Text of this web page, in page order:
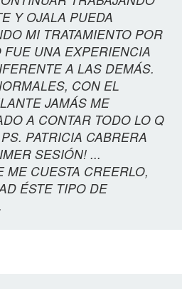
Y OJALA PUEDA
MI TRATAMIENTO POR
FUE UNA EXPERIENCIA
A LAS DEMÁS.
CON EL
JAMÁS ME
A CONTAR TODO LO Q
PATRICIA CABRERA
SESIÓN! ...
ME CUESTA CREERLO,
ÉSTE TIPO DE